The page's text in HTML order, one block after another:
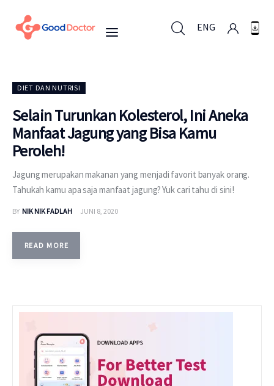
ENG
Untuk Bisnis
Untuk Anda
Mengapa Good Doctor
Berita
Layanan
DIET DAN NUTRISI
Selain Turunkan Kolesterol, Ini Aneka
Manfaat Jagung yang Bisa Kamu
Peroleh!
Jagung merupakan makanan yang menjadi favorit banyak orang.
Tahukah kamu apa saja manfaat jagung? Yuk cari tahu di sini!
BY NIK NIK FADLAH JUNI 8, 2020
READ MORE